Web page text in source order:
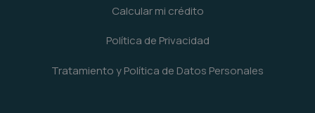
Calcular mi crédito
Política de Privacidad
Tratamiento y Política de Datos Personales